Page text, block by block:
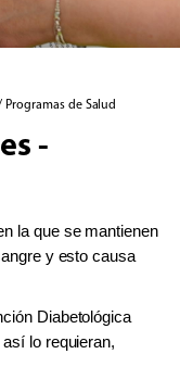
de Salud
-
la que se mantienen
y esto causa
Diabetológica
lo requieran,